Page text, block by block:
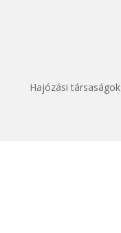
Hajózási társaságok